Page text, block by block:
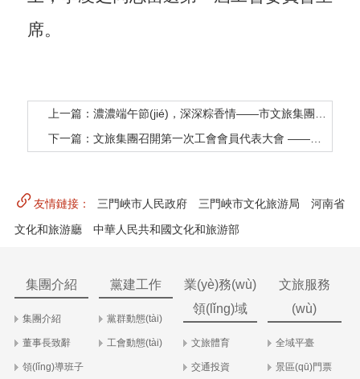
席。
上一篇：濃濃端午節(jié)，深深粽香情——市文旅集團組織開展端午節(jié)主題活動
下一篇：文旅集團召開第一次工會會員代表大會 ——選舉產(chǎn)生第一屆工會委員會和工會主席
友情鏈接： 三門峽市人民政府 三門峽市文化旅游局
河南省
文化和旅游廳
中華人民共和國文化和旅游部
集團介紹
集團介紹
董事長致辭
領(lǐng)導班子
黨建工作
黨群動態(tài)
工會動態(tài)
業(yè)務(wù)
領(lǐng)域
文旅體育
交通投資
文旅服務
(wù)
全域平臺
景區(qū)門票